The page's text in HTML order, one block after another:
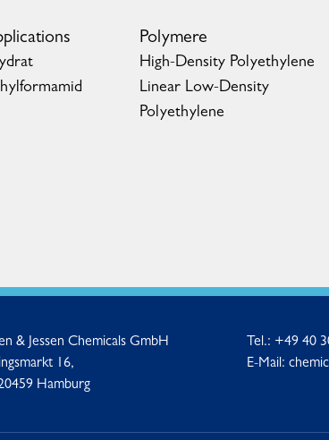
Polymere
High-Density Polyethylene
Linear Low-Density
Polyethylene
& Jessen Chemicals GmbH
16,
Hamburg
Tel.: +49 40
E-Mail: